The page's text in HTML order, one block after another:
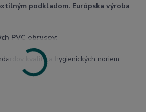
podkladom. Európska výroba
PVC obrusov:
kvality a hygienických noriem,